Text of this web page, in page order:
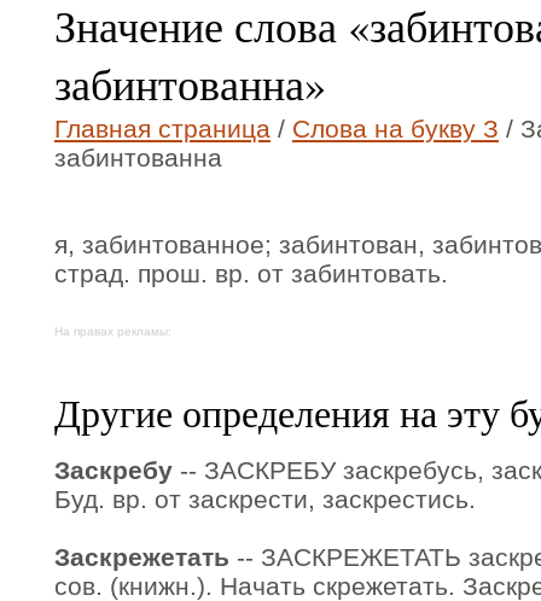
Значение слова
забинтованна»
Главная страница / Слова на букву З /
забинтованна
я, забинтованное; забинтован,
страд. прош. вр. от забинтовать.
На правах рекламы:
Другие определения на эту
Заскребу -- ЗАСКРЕБУ заскребусь,
Буд. вр. от заскрести, заскрестись.
Заскрежетать -- ЗАСКРЕЖЕТАТЬ
сов. (книжн.). Начать скрежетать.